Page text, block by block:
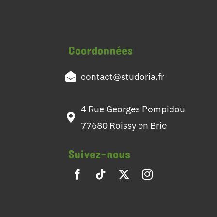
Coordonnées
contact@studoria.fr
4 Rue Georges Pompidou
77680 Roissy en Brie
Suivez-nous